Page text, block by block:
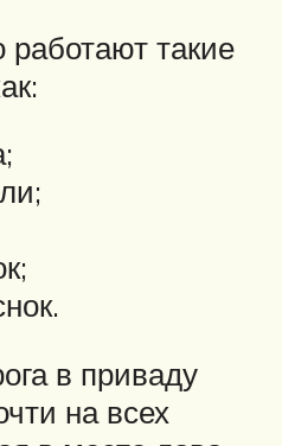
такие
в приваду
на всех